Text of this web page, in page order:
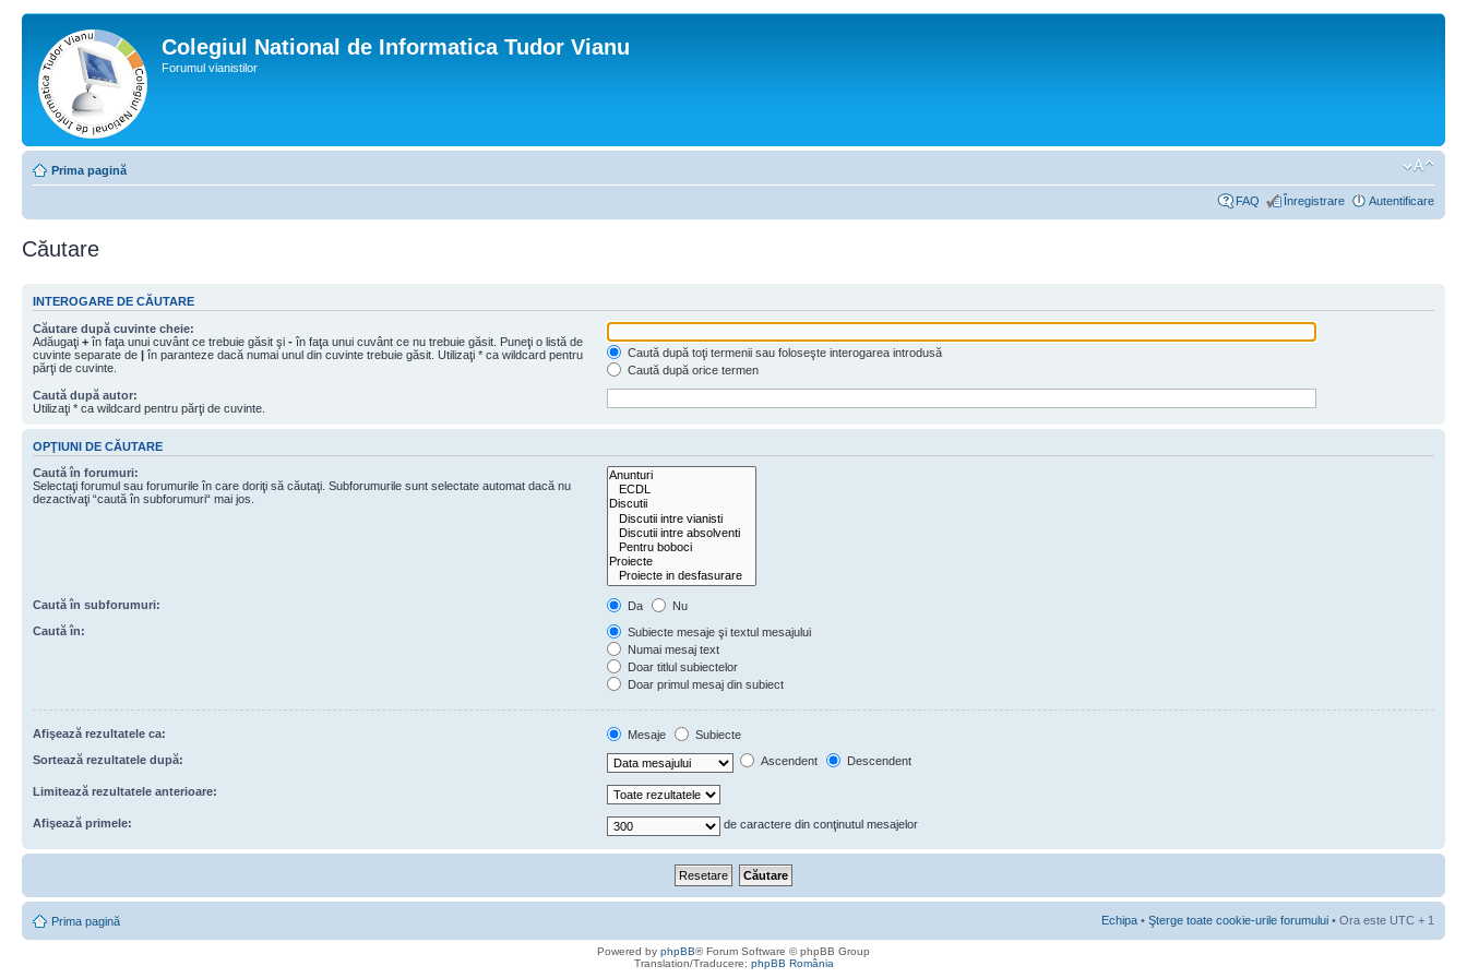
Colegiul National de Informatica Tudor Vianu
Forumul vianistilor
Prima pagină
FAQ Înregistrare Autentificare
Căutare
INTEROGARE DE CĂUTARE
Căutare după cuvinte cheie:
Adăugaţi + în faţa unui cuvânt ce trebuie găsit şi - în faţa unui cuvânt ce nu trebuie găsit. Puneţi o listă de
cuvinte separate de | în paranteze dacă numai unul din cuvinte trebuie găsit. Utilizaţi * ca wildcard pentru
părţi de cuvinte.
Caută după toţi termenii sau foloseşte interogarea introdusă
Caută după orice termen
Caută după autor:
Utilizaţi * ca wildcard pentru părţi de cuvinte.
OPŢIUNI DE CĂUTARE
Caută în forumuri:
Selectaţi forumul sau forumurile în care doriţi să căutaţi. Subforumurile sunt selectate automat dacă nu
dezactivaţi “caută în subforumuri“ mai jos.
Caută în subforumuri: Da
Nu
Caută în:
Subiecte mesaje şi textul mesajului
Numai mesaj text
Doar titlul subiectelor
Doar primul mesaj din subiect
Afişează rezultatele ca: Mesaje
Subiecte
Sortează rezultatele după:
Ascendent Descendent
Limitează rezultatele anterioare:
Afişează primele: de caractere din conţinutul mesajelor
Prima pagină Echipa • Şterge toate cookie-urile forumului • Ora este UTC + 1
Powered by phpBB® Forum Software © phpBB Group
Translation/Traducere: phpBB România